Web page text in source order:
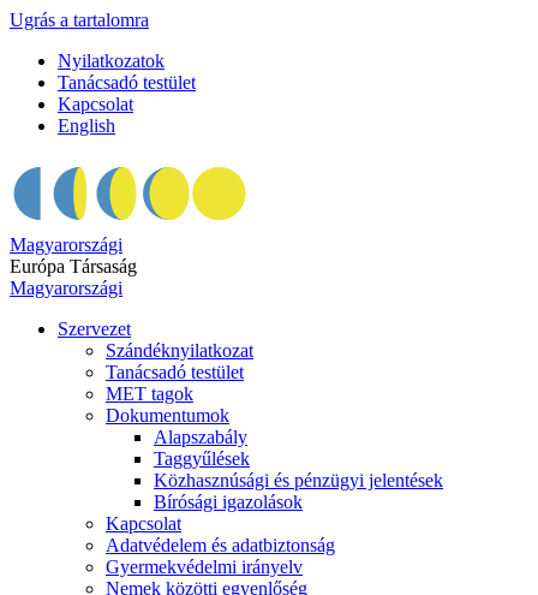
Ugrás a tartalomra
Nyilatkozatok
Tanácsadó testület
Kapcsolat
English
Magyarországi
Európa Társaság
Magyarországi
Szervezet
Szándéknyilatkozat
Tanácsadó testület
MET tagok
Dokumentumok
Alapszabály
Taggyűlések
Közhasznúsági és pénzügyi jelentések
Bírósági igazolások
Kapcsolat
Adatvédelem és adatbiztonság
Gyermekvédelmi irányelv
Nemek közötti egyenlőség